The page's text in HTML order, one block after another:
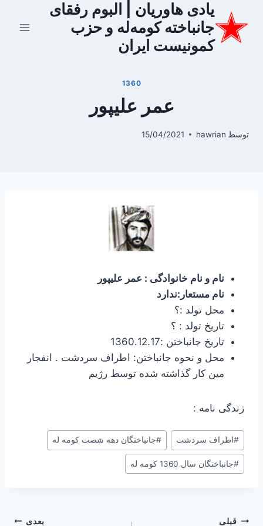
محتوا
یادی هاوریان | البوم رفقای
جانباخته کومه‌له و حزب
کمونیست ایران
1360
عمر علیپور
توسط hawrian
15/04/2021
نام و نام خانوادگی : عمر علیپور
نام مستعار:ندارد
محل تولد :؟
تاریخ تولد : ؟
تاریخ جانباختن :1360.12.17
محل و نحوه جانباختن: اطراف سردشت . انفجار
مین کار گذاشته شده توسط رژیم
زندگی نامه :
#اطراف سردشت #جانباختگان دهه شصت کومه له
#جانباختگان سال 1360 کومه له
قبلی بعدی